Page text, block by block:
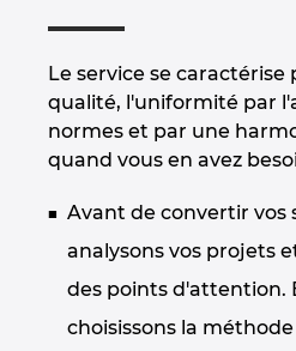
Le service se caractérise
qualité, l'uniformité par
normes et par une
quand vous en avez
Avant de convertir vos
analysons vos projets
des points d'attention.
choisissons la
Luxembourg
Malaysia
Netherlands